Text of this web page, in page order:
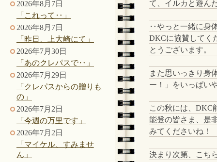
2026年8月7日
「これって‥」
2026年8月7日
「昨日、上大崎にて」
2026年7月30日
「あのクレパスで‥」
2026年7月29日
「クレパスからの贈りも
の」
2026年7月2日
「今週の万里です」
2026年7月2日
「マイケル、すみませ
ん」
て、イルカと遊ん
‥やっと一緒に身
DKCに協賛してく
とうございます。
また思いっきり身
ー！」をいっぱい
この秋には、DKC
能登の皆さま、是
みてくださいね！
決まり次第、こち